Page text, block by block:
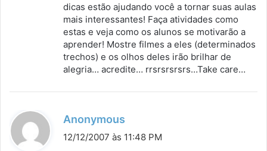
dicas estão ajudando você a tornar suas aulas
mais interessantes! Faça atividades como
estas e veja como os alunos se motivarão a
aprender! Mostre filmes a eles (determinados
trechos) e os olhos deles irão brilhar de
alegria… acredite… rrsrsrsrsrs…Take care…
Anonymous
i
12/12/2007 às 11:48 PM